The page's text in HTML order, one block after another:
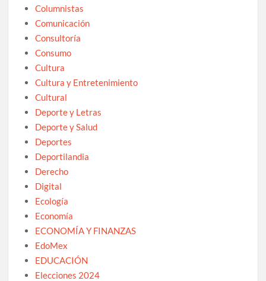
Columnistas
Comunicación
Consultoría
Consumo
Cultura
Cultura y Entretenimiento
Cultural
Deporte y Letras
Deporte y Salud
Deportes
Deportilandia
Derecho
Digital
Ecología
Economía
ECONOMÍA Y FINANZAS
EdoMex
EDUCACIÓN
Elecciones 2024